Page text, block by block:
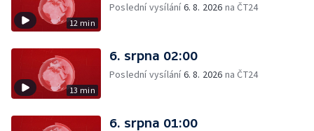
12 min
Poslední vysílání6. 8. 2026 na ČT24
13 min
6. srpna 02:00
Poslední vysílání6. 8. 2026 na ČT24
6. srpna 01:00